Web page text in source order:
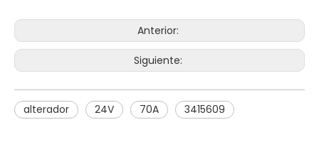
Anterior:
Siguiente:
alterador 24V 70A 3415609